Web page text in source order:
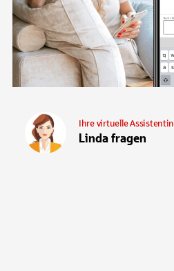
Linda fragen
Ihre virtuelle Assistentin